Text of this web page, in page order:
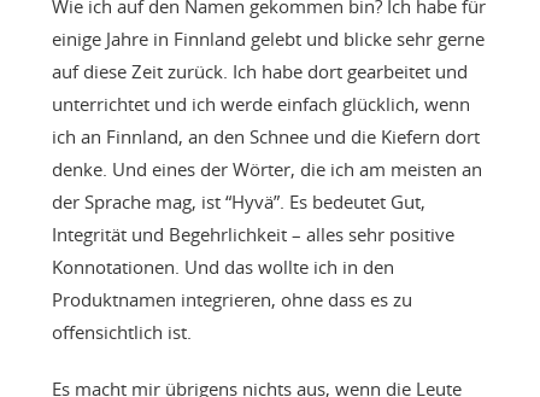
Wie ich auf den Namen gekommen bin? Ich habe für
einige Jahre in Finnland gelebt und blicke sehr gerne
auf diese Zeit zurück. Ich habe dort gearbeitet und
unterrichtet und ich werde einfach glücklich, wenn
ich an Finnland, an den Schnee und die Kiefern dort
denke. Und eines der Wörter, die ich am meisten an
der Sprache mag, ist “Hyvä”. Es bedeutet Gut,
Integrität und Begehrlichkeit – alles sehr positive
Konnotationen. Und das wollte ich in den
Produktnamen integrieren, ohne dass es zu
offensichtlich ist.
Es macht mir übrigens nichts aus, wenn die Leute